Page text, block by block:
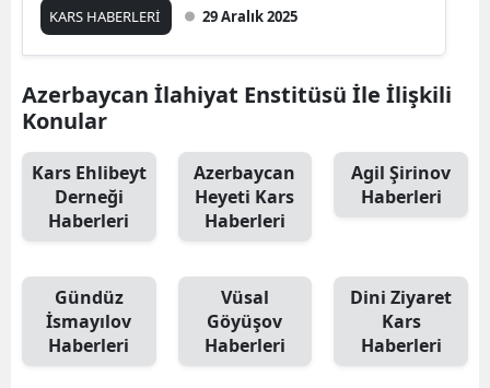
Erzincan
Erzurum
Eskişehir
Gaziantep
Gümüşhane
Hakkari
KARS HABERLERİ 29 Aralık 2025
Azerbaycan İlahiyat Enstitüsü İle İlişkili
Konular
Kars Ehlibeyt
Derneği
Haberleri
Azerbaycan
Heyeti Kars
Haberleri
Agil Şirinov
Haberleri
Gündüz
İsmayılov
Haberleri
Vüsal
Göyüşov
Haberleri
Dini Ziyaret
Kars
Haberleri